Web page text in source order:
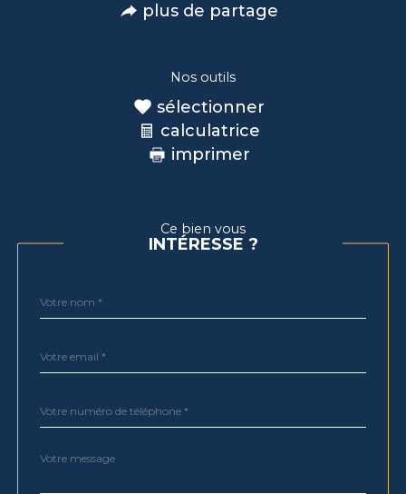
plus de partage
Nos outils
sélectionner
calculatrice
imprimer
Ce bien vous
INTÉRESSE ?
par
*
*
*
Fieldset
Message
*